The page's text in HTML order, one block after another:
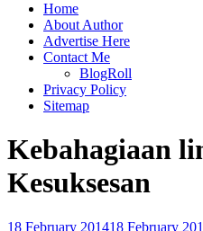
Home
About Author
Advertise Here
Contact Me
BlogRoll
Privacy Policy
Sitemap
Kebahagiaan
Kesuksesan
18 February 201418 February